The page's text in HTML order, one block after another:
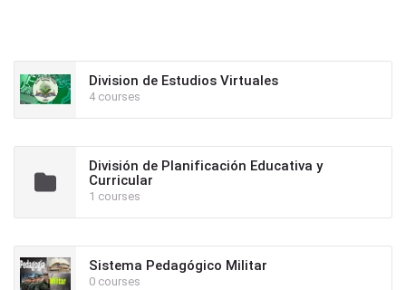
Division de Estudios Virtuales
4 courses
División de Planificación Educativa y
Curricular
1 courses
Sistema Pedagógico Militar
0 courses